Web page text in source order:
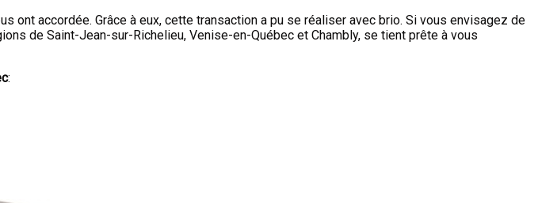
accordée. Grâce à eux, cette transaction a pu se réaliser avec brio. Si vous envisagez de
de Saint-Jean-sur-Richelieu, Venise-en-Québec et Chambly, se tient prête à vous
: